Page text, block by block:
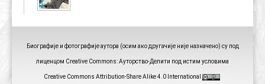
Биографије и фотографије аутора (осим ако другачије није назначено) су под
лиценцом Creative Commons: Ауторство-Делити под истим условима
Creative Commons Attribution-Share Alike 4.0 International